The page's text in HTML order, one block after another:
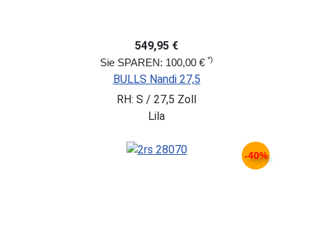
549,95 €
Sie SPAREN: 100,00 € *)
BULLS Nandi 27,5
RH: S / 27,5 Zoll
Lila
-40%